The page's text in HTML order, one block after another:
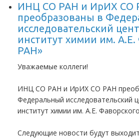
ИНЦ СО РАН и ИрИХ СО
преобразованы в
исследовательский
институт химии им. А.Е.
РАН»
Уважаемые коллеги!
ИНЦ СО РАН и ИрИХ СО РАН
Федеральный исследовательский
институт химии им. А.Е.
Следующие новости будут